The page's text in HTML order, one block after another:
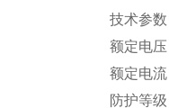
技术参
额定电
额定电
防护等